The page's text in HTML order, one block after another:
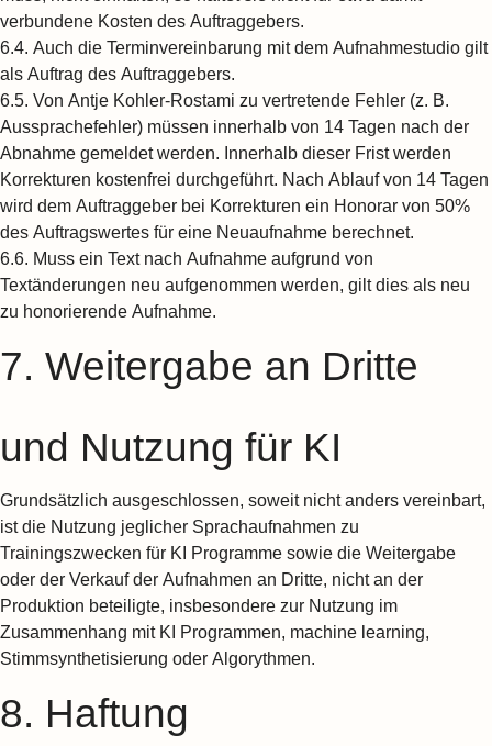
verbundene Kosten des Auftraggebers.
6.4. Auch die Terminvereinbarung mit dem Aufnahmestudio gilt
als Auftrag des Auftraggebers.
6.5. Von Antje Kohler-Rostami zu vertretende Fehler (z. B.
Aussprachefehler) müssen innerhalb von 14 Tagen nach der
Abnahme gemeldet werden. Innerhalb dieser Frist werden
Korrekturen kostenfrei durchgeführt. Nach Ablauf von 14 Tagen
wird dem Auftraggeber bei Korrekturen ein Honorar von 50%
des Auftragswertes für eine Neuaufnahme berechnet.
6.6. Muss ein Text nach Aufnahme aufgrund von
Textänderungen neu aufgenommen werden, gilt dies als neu
zu honorierende Aufnahme.
7. Weitergabe an Dritte
und Nutzung für KI
Grundsätzlich ausgeschlossen, soweit nicht anders vereinbart,
ist die Nutzung jeglicher Sprachaufnahmen zu
Trainingszwecken für KI Programme sowie die Weitergabe
oder der Verkauf der Aufnahmen an Dritte, nicht an der
Produktion beteiligte, insbesondere zur Nutzung im
Zusammenhang mit KI Programmen, machine learning,
Stimmsynthetisierung oder Algorythmen.
8. Haftung